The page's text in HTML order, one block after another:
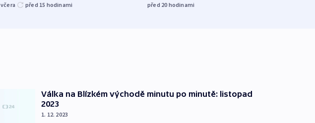
včera před 15 hodinami před 20 hodinami
Válka na Blízkém východě minutu po minutě: listopad
2023
1. 12. 2023